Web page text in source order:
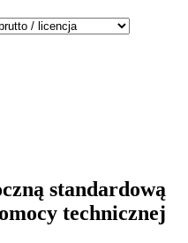
standardową
technicznej